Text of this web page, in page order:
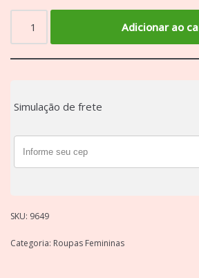
Adicionar ao
Simulação de frete
SKU: 9649
Categoria: Roupas Femininas